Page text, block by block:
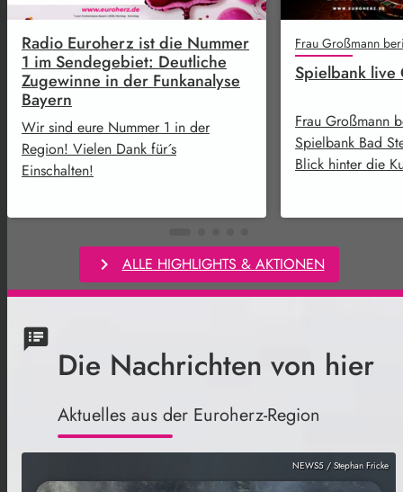
Radio Euroherz ist die Nummer
1 im Sendegebiet: Deutliche
Zugewinne in der Funkanalyse
Bayern
Wir sind eure Nummer 1 in der
Region! Vielen Dank für´s
Einschalten!
Spielbank live
Frau Großmann
Spielbank Bad
Blick hinter die
chevron_right ALLE HIGHLIGHTS & AKTIONEN
speaker_notes
Die Nachrichten von hier
Aktuelles aus der Euroherz-Region
NEWS5 / Stephan Fricke